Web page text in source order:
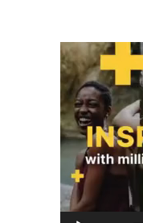
Video
oynatıcı